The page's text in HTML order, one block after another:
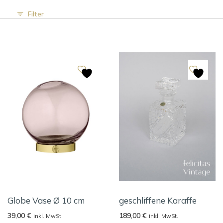
Filter
Globe Vase Ø 10 cm
39,00 € inkl. MwSt.
geschliffene Karaffe
189,00 € inkl. MwSt.